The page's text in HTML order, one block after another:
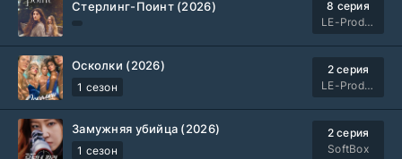
Стерлинг-Поинт (2026)
8 серия
LE-Production
Осколки (2026)
1 сезон
2 серия
LE-Production
Замужняя убийца (2026)
1 сезон
2 серия
SoftBox